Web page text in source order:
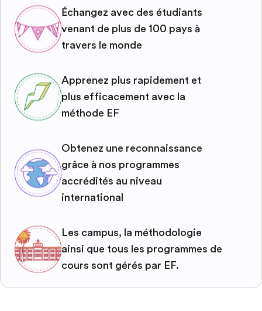
Échangez avec des étudiants
venant de plus de 100 pays à
travers le monde
Apprenez plus rapidement et
plus efficacement avec la
méthode EF
Obtenez une reconnaissance
grâce à nos programmes
accrédités au niveau
international
Les campus, la méthodologie
ainsi que tous les programmes de
cours sont gérés par EF.